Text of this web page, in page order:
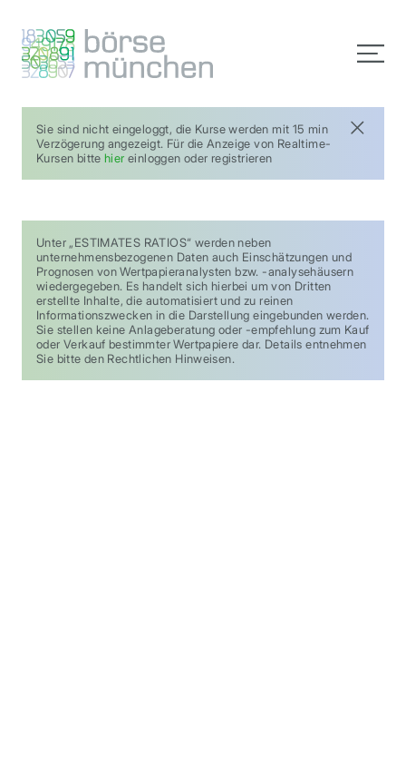
Sie sind nicht eingeloggt, die Kurse werden mit 15 min
Verzögerung angezeigt. Für die Anzeige von Realtime-
Kursen bittehier einloggen oder registrieren
Unter „ESTIMATES RATIOS“ werden neben
unternehmensbezogenen Daten auch Einschätzungen und
Prognosen von Wertpapieranalysten bzw. -analysehäusern
wiedergegeben. Es handelt sich hierbei um von Dritten
erstellte Inhalte, die automatisiert und zu reinen
Informationszwecken in die Darstellung eingebunden werden.
Sie stellen keine Anlageberatung oder -empfehlung zum Kauf
oder Verkauf bestimmter Wertpapiere dar. Details entnehmen
Sie bitte den Rechtlichen Hinweisen.